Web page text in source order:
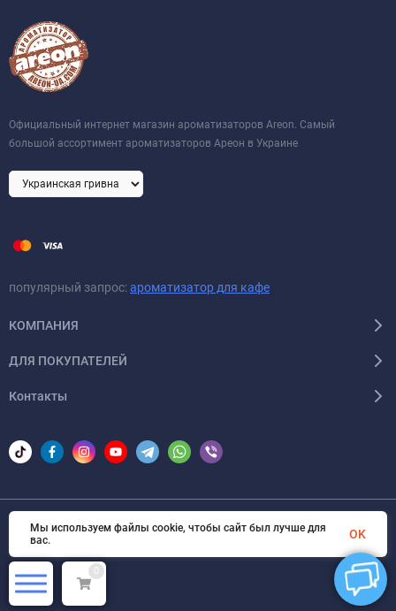
Официальный интернет магазин ароматизаторов Areon. Самый
большой ассортимент ароматизаторов Ареон в Украине
популярный запрос:ароматизатор для кафе
КОМПАНИЯ
ДЛЯ ПОКУПАТЕЛЕЙ
Контакты
© 2026 Areon-ua. Все права защищены
0
Мы используем файлы cookie, чтобы сайт был лучше для
вас.
OK